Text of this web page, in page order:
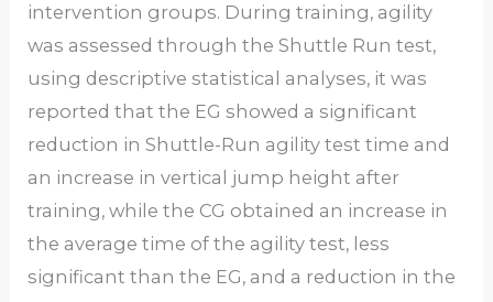
intervention groups. During training, agility
was assessed through the Shuttle Run test,
using descriptive statistical analyses, it was
reported that the EG showed a significant
reduction in Shuttle-Run agility test time and
an increase in vertical jump height after
training, while the CG obtained an increase in
the average time of the agility test, less
significant than the EG, and a reduction in the